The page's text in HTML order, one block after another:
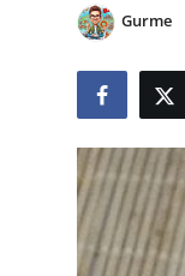
Mutfak Püf
Mekan & Lezzet
İçecek Kültürü &
Yöresel Tarifler &
Gurme